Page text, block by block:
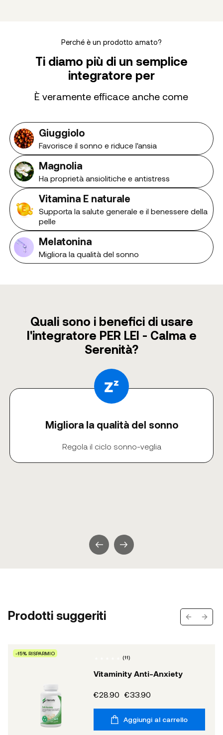
Perché è un prodotto amato?
Ti diamo più di un semplice
integratore per
È veramente efficace anche come
Giuggiolo
Favorisce il sonno e riduce l'ansia
Magnolia
Ha proprietà ansiolitiche e antistress
Vitamina E naturale
Supporta la salute generale e il benessere della
pelle
Melatonina
Migliora la qualità del sonno
Quali sono i benefici di usare
l'integratore PER LEI - Calma e
Serenità?
Migliora la qualità del sonno
Regola il ciclo sonno-veglia
Prodotti suggeriti Previous
Next
-15% RISPARMIO
(11)
Vitaminity Anti-Anxiety
€28.90 €33.90
Aggiungi al carrello